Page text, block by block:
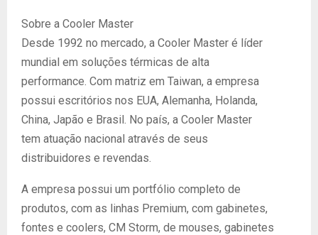
Sobre a Cooler Master
Desde 1992 no mercado, a Cooler Master é líder
mundial em soluções térmicas de alta
performance. Com matriz em Taiwan, a empresa
possui escritórios nos EUA, Alemanha, Holanda,
China, Japão e Brasil. No país, a Cooler Master
tem atuação nacional através de seus
distribuidores e revendas.
A empresa possui um portfólio completo de
produtos, com as linhas Premium, com gabinetes,
fontes e coolers, CM Storm, de mouses, gabinetes